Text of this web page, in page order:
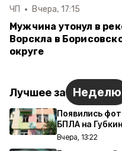
ЧП Вчера, 17:15
Мужчина утонул в
Ворскла в
округе
Лучшее за Неделю
Появились
БПЛА на Губкин
Вчера, 13:22